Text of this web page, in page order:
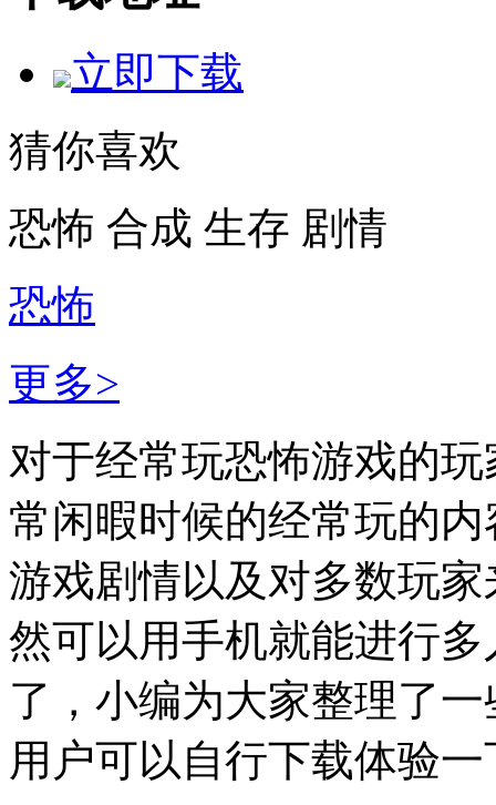
立即下载
猜你喜欢
恐怖 合成 生存 剧情
恐怖
更多>
对于经常玩恐怖游戏的
常闲暇时候的经常玩的
游戏剧情以及对多数玩
然可以用手机就能进行
了，小编为大家整理了
用户可以自行下载体验一